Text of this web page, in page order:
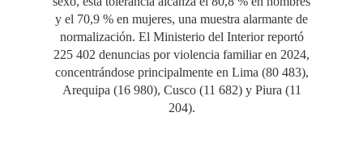
y el 70,9 % en mujeres, una muestra alarmante de
normalización. El Ministerio del Interior reportó
225 402 denuncias por violencia familiar en 2024,
concentrándose principalmente en Lima (80 483),
Arequipa (16 980), Cusco (11 682) y Piura (11
204).